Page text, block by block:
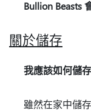
Bullion Beasts
關於儲存
我應該如何儲
雖然在家中儲